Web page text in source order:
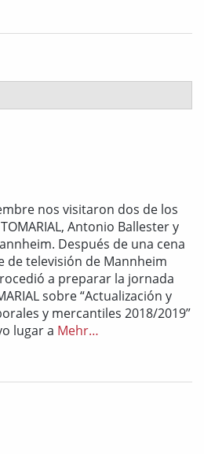
nos visitaron dos de los
Antonio Ballester y
Después de una cena
de televisión de Mannheim
a preparar la jornada
sobre “Actualización y
y mercantiles 2018/2019”
lugar a Mehr…